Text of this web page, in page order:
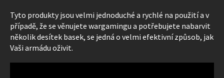
Tyto produkty jsou velmi jednoduché a rychlé na použití a v
případě, že se věnujete wargamingu a potřebujete nabarvit
několik desítek basek, se jedná o velmi efektivní způsob, jak
Vaši armádu oživit.